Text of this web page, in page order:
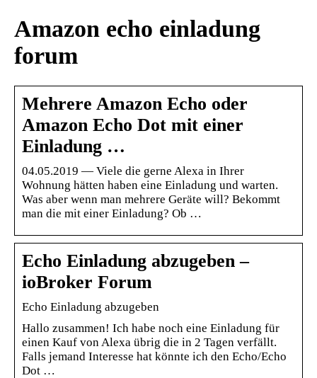
Amazon echo einladung
forum
Mehrere Amazon Echo oder
Amazon Echo Dot mit einer
Einladung …
04.05.2019 — Viele die gerne Alexa in Ihrer
Wohnung hätten haben eine Einladung und warten.
Was aber wenn man mehrere Geräte will? Bekommt
man die mit einer Einladung? Ob …
Echo Einladung abzugeben –
ioBroker Forum
Echo Einladung abzugeben
Hallo zusammen! Ich habe noch eine Einladung für
einen Kauf von Alexa übrig die in 2 Tagen verfällt.
Falls jemand Interesse hat könnte ich den Echo/Echo
Dot …